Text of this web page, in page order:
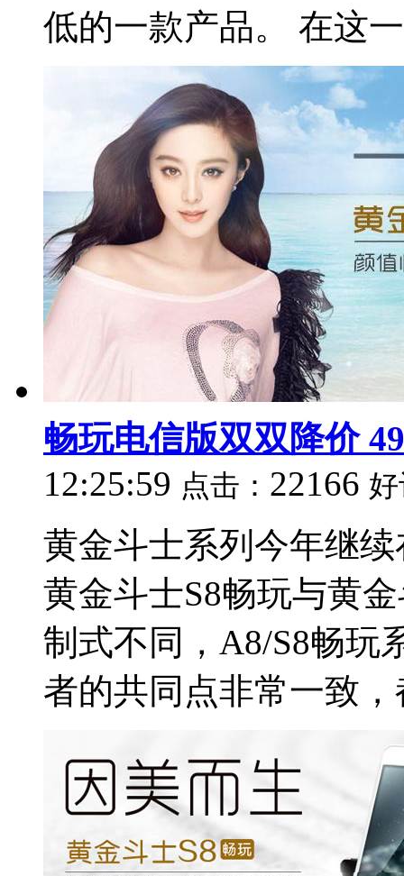
低的一款产品。 在这
畅玩电信版双双降价
12:25:59 点击： 22166
黄金斗士系列今年继
黄金斗士S8畅玩与黄
制式不同，A8/S8畅玩
者的共同点非常一致，